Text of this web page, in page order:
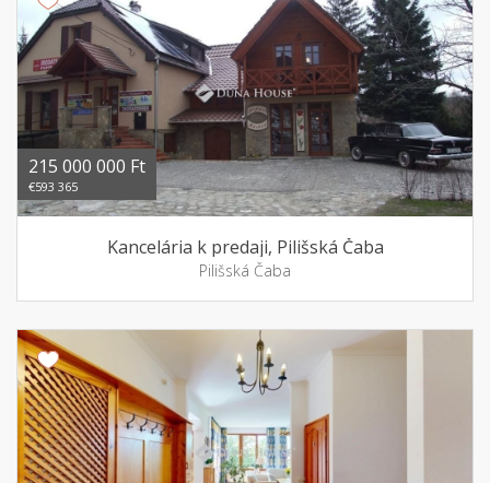
215 000 000 Ft
€593 365
Kancelária k predaji, Pilišská Čaba
Pilišská Čaba